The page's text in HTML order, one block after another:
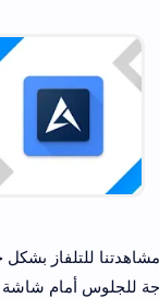
للتلفاز
للجلوس أمام